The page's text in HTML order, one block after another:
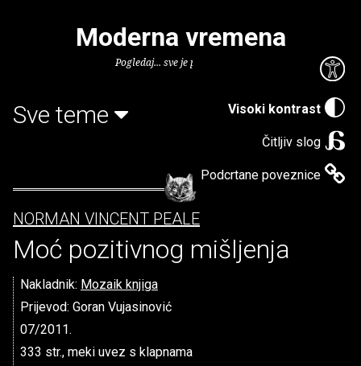
Visoki kontrast
Čitljiv slog
Podcrtane poveznice
Moderna vremena
Pogledaj... sve je puno knjiga.
Sve teme
NORMAN VINCENT PEALE
Moć pozitivnog mišljenja
Nakladnik: Mozaik knjiga
Prijevod: Goran Vujasinović
07/2011.
333 str., meki uvez s klapnama